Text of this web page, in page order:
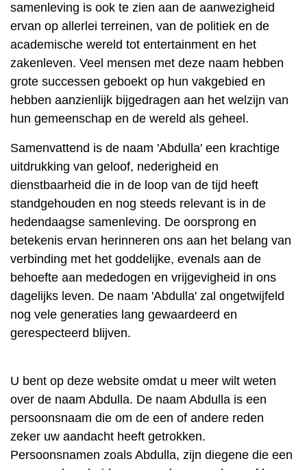
samenleving is ook te zien aan de aanwezigheid
ervan op allerlei terreinen, van de politiek en de
academische wereld tot entertainment en het
zakenleven. Veel mensen met deze naam hebben
grote successen geboekt op hun vakgebied en
hebben aanzienlijk bijgedragen aan het welzijn van
hun gemeenschap en de wereld als geheel.
Samenvattend is de naam 'Abdulla' een krachtige
uitdrukking van geloof, nederigheid en
dienstbaarheid die in de loop van de tijd heeft
standgehouden en nog steeds relevant is in de
hedendaagse samenleving. De oorsprong en
betekenis ervan herinneren ons aan het belang van
verbinding met het goddelijke, evenals aan de
behoefte aan mededogen en vrijgevigheid in ons
dagelijks leven. De naam 'Abdulla' zal ongetwijfeld
nog vele generaties lang gewaardeerd en
gerespecteerd blijven.
U bent op deze website omdat u meer wilt weten
over de naam Abdulla. De naam Abdulla is een
persoonsnaam die om de een of andere reden
zeker uw aandacht heeft getrokken.
Persoonsnamen zoals Abdulla, zijn diegene die een